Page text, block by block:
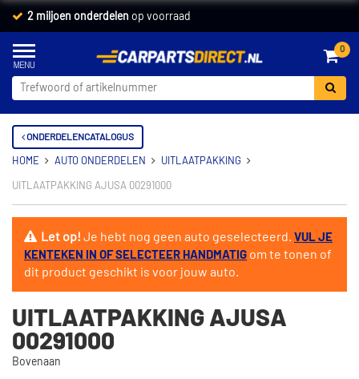
2 miljoen onderdelen op voorraad
0
ONDERDELENCATALOGUS
HOME AUTO ONDERDELEN UITLAATPAKKING
UITLAATPAKKING AJUSA 00291000
Let op!Je hebt nog geen auto geselecteerd. VUL JE
KENTEKEN IN OF SELECTEER HANDMATIG om te tonen of
dit product geschikt is voor jouw auto.
UITLAATPAKKING AJUSA
00291000
Bovenaan